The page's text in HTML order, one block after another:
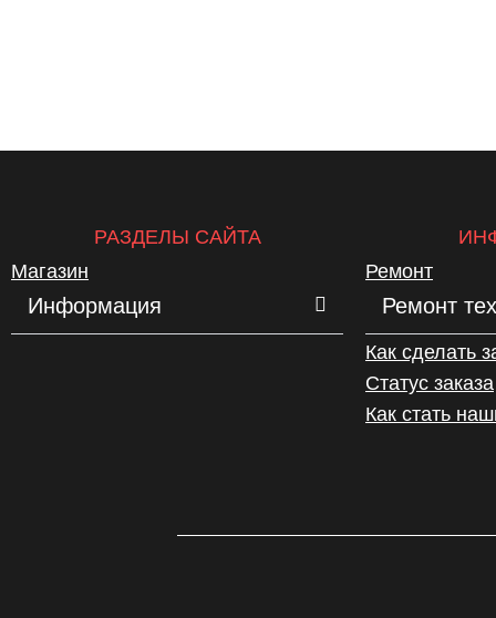
РАЗДЕЛЫ САЙТА
Магазин
Информация
Ремонт
Ремонт
Как сделать
Статус заказа
Как стать